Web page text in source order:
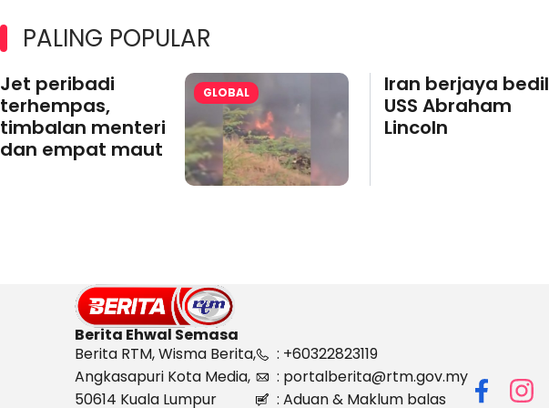
PALING POPULAR
Jet peribadi
terhempas,
timbalan menteri
dan empat maut
GLOBAL
Iran berjaya bedil
USS Abraham
Lincoln
Berita Ehwal Semasa
Berita RTM, Wisma Berita,
Angkasapuri Kota Media,
50614 Kuala Lumpur
: +60322823119
: portalberita@rtm.gov.my
: Aduan & Maklum balas